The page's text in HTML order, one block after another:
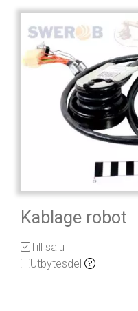
Kablage robot
Till salu
Utbytesdel